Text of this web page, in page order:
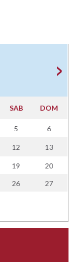
SAB DOM
5 6
12 13
19 20
26 27